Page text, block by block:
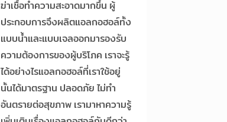
ฆ่าเชื้อทำความสะอาดมากขึ้น ผู้
ประกอบการจึงผลิตแอลกอฮอล์ทั้ง
แบบน้ำและแบบเจลออกมารองรับ
ความต้องการของผู้บริโภค เราจะรู้
ได้อย่างไรแอลกอฮอล์ที่เราใช้อยู่
นั้นได้มาตรฐาน ปลอดภัย ไม่ทำ
อันตรายต่อสุขภาพ เรามาหาความรู้